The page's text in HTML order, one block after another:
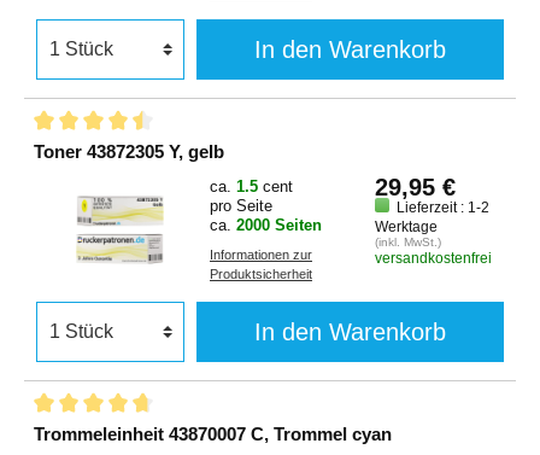
In den Warenkorb
Toner 43872305 Y, gelb
ca. 1.5 cent
pro Seite
ca. 2000 Seiten
Informationen zur
Produktsicherheit
29,95 €
Lieferzeit : 1-2
Werktage
(inkl. MwSt.)
versandkostenfrei
In den Warenkorb
Trommeleinheit 43870007 C, Trommel cyan